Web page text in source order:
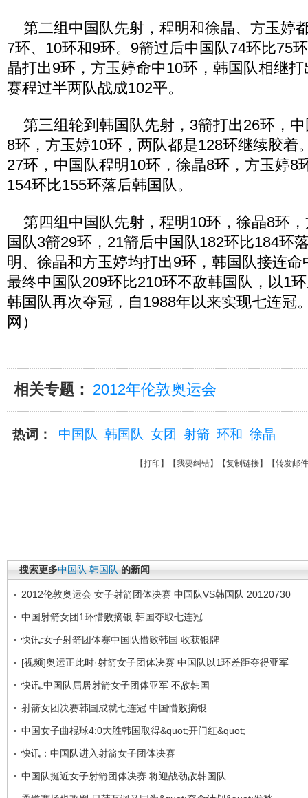
第二组中国队先射，程明和徐晶、方玉婷
7环、10环和9环。9箭过后中国队74环比75
晶打出9环，方玉婷命中10环，韩国队相继
赛程过半两队战成102平。
第三组轮到韩国队先射，3箭打出26环，
8环，方玉婷10环，两队都是128环继续胶着
27环，中国队程明10环，徐晶8环，方玉婷8
154环比155环落后韩国队。
第四组中国队先射，程明10环，徐晶8环
国队3箭29环，21箭后中国队182环比184环
明、徐晶和方玉婷均打出9环，韩国队接连
最终中国队209环比210环不敌韩国队，以1
韩国队再次夺冠，自1988年以来实现七连冠
网）
相关专题： 2012年伦敦奥运会
热词： 中国队 韩国队 女团 射箭 环和 徐晶
【打印 】【我要纠错】【复制链接】【转发邮件
搜索更多中国队 韩国队 的新闻
2012伦敦奥运会 女子射箭团体决赛 中国队VS韩国队 20120730
中国射箭女团1环惜败摘银 韩国夺取七连冠
快讯:女子射箭团体赛中国队惜败韩国 收获银牌
[视频]奥运正此时·射箭女子团体决赛 中国队以1环差距夺得亚军
快讯:中国队屈居射箭女子团体亚军 不敌韩国
射箭女团决赛韩国成就七连冠 中国惜败摘银
中国女子曲棍球4:0大胜韩国取得&quot;开门红&quot;
快讯：中国队进入射箭女子团体决赛
中国队挺近女子射箭团体决赛 将迎战劲敌韩国队